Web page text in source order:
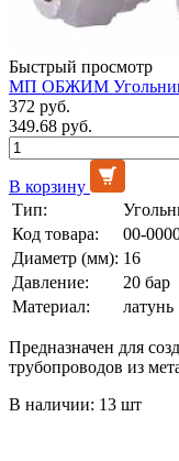
Быстрый просмотр
МП ОБЖИМ Угольник
372 руб.
349.68 руб.
В корзину
Тип:
Код товара:
00-
Диаметр (мм): 16
Давление:
20 бар
Материал:
латунь
Предназначен для
трубопроводов из
В наличии: 13 шт